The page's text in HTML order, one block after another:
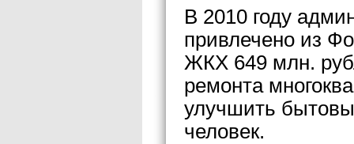
В 2010 году
привлечено из
ЖКХ 649 млн.
ремонта
улучшить
человек.